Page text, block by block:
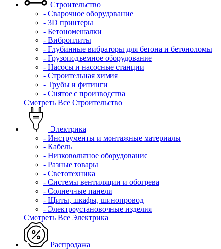
Строительство
- Сварочное оборудование
- 3D принтеры
- Бетономешалки
- Виброплиты
- Глубинные вибраторы для бетона и бетоноломы
- Грузоподъемное оборудование
- Насосы и насосные станции
- Строительная химия
- Трубы и фитинги
- Снятое с производства
Смотреть Все Строительство
Электрика
- Инструменты и монтажные материалы
- Кабель
- Низковольтное оборудование
- Разные товары
- Светотехника
- Системы вентиляции и обогрева
- Солнечные панели
- Щиты, шкафы, шинопровод
- Электроустановочные изделия
Смотреть Все Электрика
Распродажа